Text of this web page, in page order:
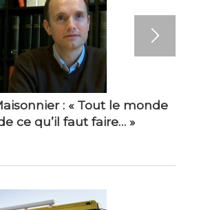
: « Tout le monde
ce qu’il faut faire… »
Bourdel : « Amour du
»